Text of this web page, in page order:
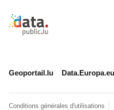
Retour à l'accueil de
Geoportail.lu Data.Europa.eu
Conditions générales d'utilisations